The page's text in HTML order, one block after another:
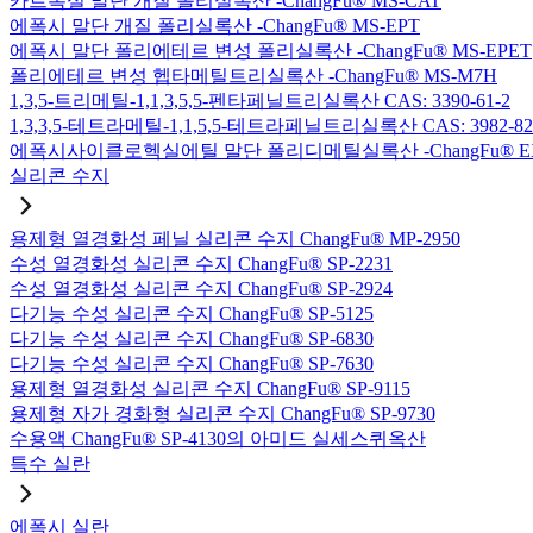
에폭시 말단 개질 폴리실록산 -ChangFu® MS-EPT
에폭시 말단 폴리에테르 변성 폴리실록산 -ChangFu® MS-EPET
폴리에테르 변성 헵타메틸트리실록산 -ChangFu® MS-M7H
1,3,5-트리메틸-1,1,3,5,5-펜타페닐트리실록산 CAS: 3390-61-2
1,3,3,5-테트라메틸-1,1,5,5-테트라페닐트리실록산 CAS: 3982-
에폭시사이클로헥실에틸 말단 폴리디메틸실록산 -ChangFu®
실리콘 수지
용제형 열경화성 페닐 실리콘 수지 ChangFu® MP-2950
수성 열경화성 실리콘 수지 ChangFu® SP-2231
수성 열경화성 실리콘 수지 ChangFu® SP-2924
다기능 수성 실리콘 수지 ChangFu® SP-5125
다기능 수성 실리콘 수지 ChangFu® SP-6830
다기능 수성 실리콘 수지 ChangFu® SP-7630
용제형 열경화성 실리콘 수지 ChangFu® SP-9115
용제형 자가 경화형 실리콘 수지 ChangFu® SP-9730
수용액 ChangFu® SP-4130의 아미드 실세스퀴옥산
특수 실란
에폭시 실란